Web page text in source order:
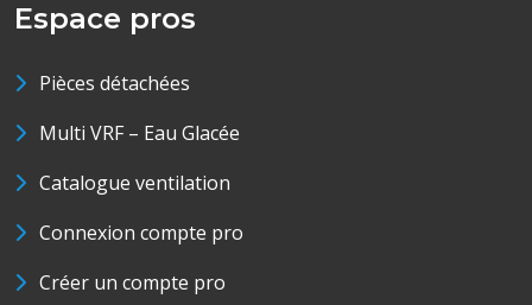
Espace pros
Pièces détachées
Multi VRF – Eau Glacée
Catalogue ventilation
Connexion compte pro
Créer un compte pro